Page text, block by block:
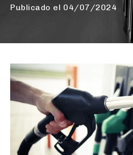
Publicado el 04/07/2024